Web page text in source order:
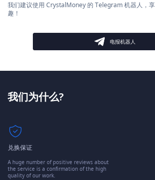
我们建议使用 CrystalMoney 的 Telegram 机器人，
趣！
电报机器人
我们为什么?
兑换保证
A huge number of positive reviews about
the service is a confirmation of the high
quality of our work.